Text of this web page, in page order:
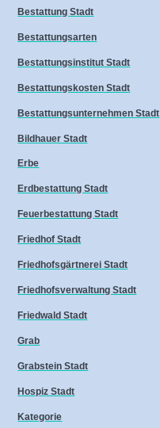
Bestattung Stadt
Bestattungsarten
Bestattungsinstitut Stadt
Bestattungskosten Stadt
Bestattungsunternehmen Stadt
Bildhauer Stadt
Erbe
Erdbestattung Stadt
Feuerbestattung Stadt
Friedhof Stadt
Friedhofsgärtnerei Stadt
Friedhofsverwaltung Stadt
Friedwald Stadt
Grab
Grabstein Stadt
Hospiz Stadt
Kategorie